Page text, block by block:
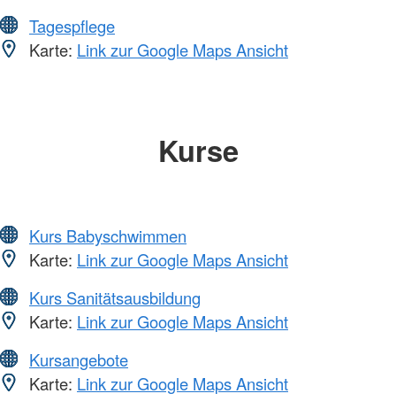
Tagespflege
Karte: Link zur Google Maps Ansicht
Kurse
Kurs Babyschwimmen
Karte: Link zur Google Maps Ansicht
Kurs Sanitätsausbildung
Karte: Link zur Google Maps Ansicht
Kursangebote
Karte: Link zur Google Maps Ansicht